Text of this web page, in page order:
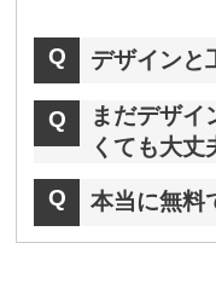
デザインと
まだデザイ
くても大丈
本当に無料